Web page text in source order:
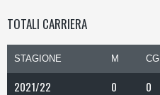
TOTALI CARRIERA
STAGIONE M CG
2021/22 0 0